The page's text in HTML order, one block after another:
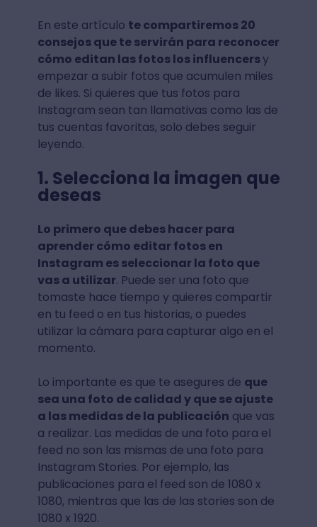
En este artículo te compartiremos 20
consejos que te servirán para reconocer
cómo editan las fotos los influencersy
empezar a subir fotos que acumulen miles
de likes. Si quieres que tus fotos para
Instagram sean tan llamativas como las de
tus cuentas favoritas, solo debes seguir
leyendo.
1. Selecciona la imagen que
deseas
Lo primero que debes hacer para
aprender cómo editar fotos en
Instagram es seleccionar la foto que
vas a utilizar. Puede ser una foto que
tomaste hace tiempo y quieres compartir
en tu feed o en tus historias, o puedes
utilizar la cámara para capturar algo en el
momento.
Lo importante es que te asegures de que
sea una foto de calidad y que se ajuste
a las medidas de la publicación que vas
a realizar. Las medidas de una foto para el
feed no son las mismas de una foto para
Instagram Stories. Por ejemplo, las
publicaciones para el feed son de 1080 x
1080, mientras que las de las stories son de
1080 x 1920.